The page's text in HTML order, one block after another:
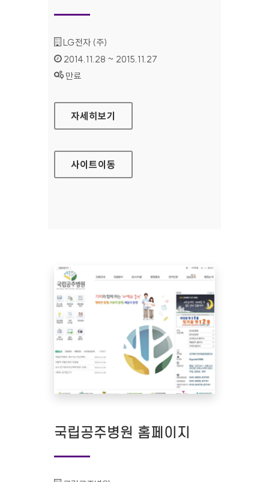
기관명 :
LG전자 (주)
인증기간 :
2014.11.28 ~ 2015.11.27
상태 :
만료
LG전자 SMARTTHINQ 홈페이지
자세히보기
사이트이동
국립공주병원 홈페이지